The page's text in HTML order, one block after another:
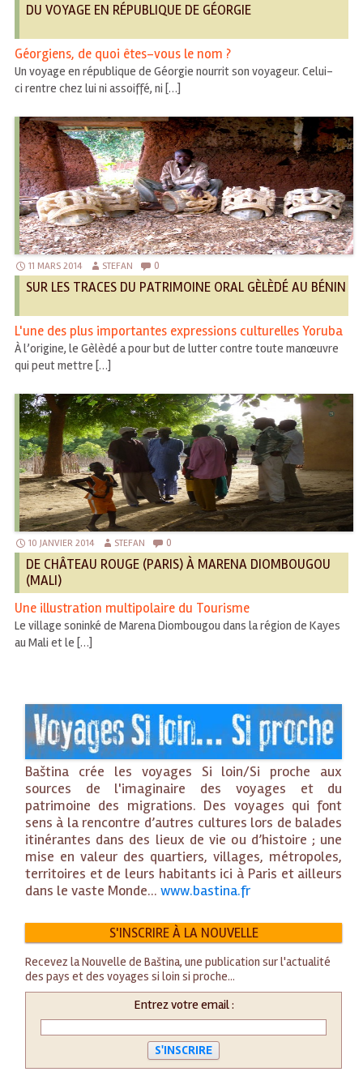
DU VOYAGE EN RÉPUBLIQUE DE GÉORGIE
Géorgiens, de quoi êtes-vous le nom ?
Un voyage en république de Géorgie nourrit son voyageur. Celui-
ci rentre chez lui ni assoiffé, ni […]
11 MARS 2014 STEFAN 0
SUR LES TRACES DU PATRIMOINE ORAL GÈLÈDÉ AU BÉNIN
L'une des plus importantes expressions culturelles Yoruba
À l’origine, le Gèlèdé a pour but de lutter contre toute manœuvre
qui peut mettre […]
10 JANVIER 2014 STEFAN 0
DE CHÂTEAU ROUGE (PARIS) À MARENA DIOMBOUGOU
(MALI)
Une illustration multipolaire du Tourisme
Le village soninké de Marena Diombougou dans la région de Kayes
au Mali et le […]
Baština crée les voyages Si loin/Si proche aux
sources de l'imaginaire des voyages et du
patrimoine des migrations. Des voyages qui font
sens à la rencontre d’autres cultures lors de balades
itinérantes dans des lieux de vie ou d’histoire ; une
mise en valeur des quartiers, villages, métropoles,
territoires et de leurs habitants ici à Paris et ailleurs
dans le vaste Monde... www.bastina.fr
S'INSCRIRE À LA NOUVELLE
Recevez la Nouvelle de Baština, une publication sur l'actualité
des pays et des voyages si loin si proche...
Entrez votre email :